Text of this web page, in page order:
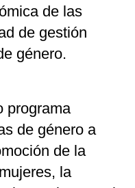
de las
de gestión
género.
programa
de género a
de la
la